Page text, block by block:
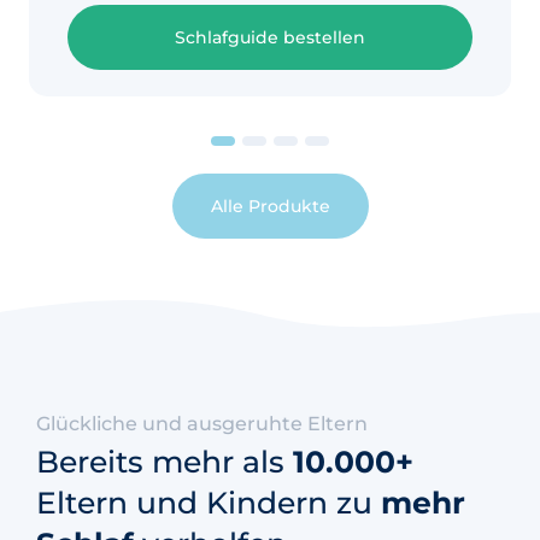
Manche Babys schaffen das nicht so
gut. Das kann auch daran liegen, dass
Alle Produkte
Schlafguide bestellen
Glückliche und ausgeruhte Eltern
Bereits mehr als 10.000+
Eltern und Kindern zu mehr